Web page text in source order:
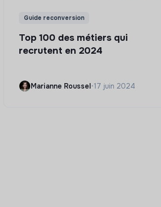
Guide reconversion
Top 100 des métiers qui
recrutent en 2024
Marianne Roussel•17 juin 2024